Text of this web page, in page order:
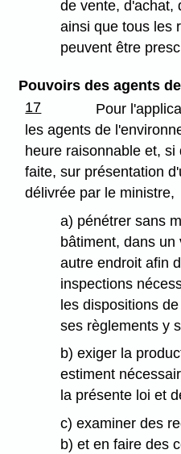
de vente, d'achat,
ainsi que tous les
peuvent être
Pouvoirs des agents
17
Pour
les agents de
heure raisonnable et,
faite, sur présentation
délivrée par le ministre,
a) pénétrer sans
bâtiment, dans un
autre endroit afin
inspections
les dispositions
ses règlements y
b) exiger la
estiment
la présente loi et
c) examiner des
b) et en faire des